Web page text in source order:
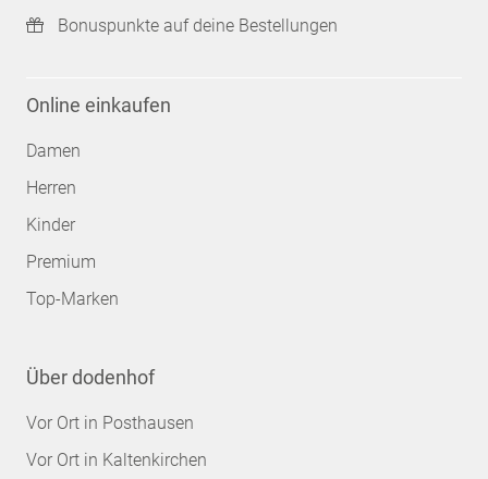
Bonuspunkte auf deine Bestellungen
Online einkaufen
Damen
Herren
Kinder
Premium
Top-Marken
Über dodenhof
Vor Ort in Posthausen
Vor Ort in Kaltenkirchen